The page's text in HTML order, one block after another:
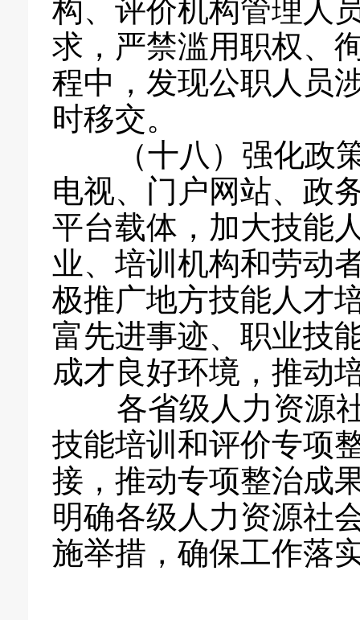
构、评价机构管理人
求，严禁滥用职权、
程中，发现公职人员
时移交。
（十八）强化政策
电视、门户网站、政
平台载体，加大技能
业、培训机构和劳动
极推广地方技能人才
富先进事迹、职业技
成才良好环境，推动
各省级人力资源社
技能培训和评价专项
接，推动专项整治成
明确各级人力资源社
施举措，确保工作落